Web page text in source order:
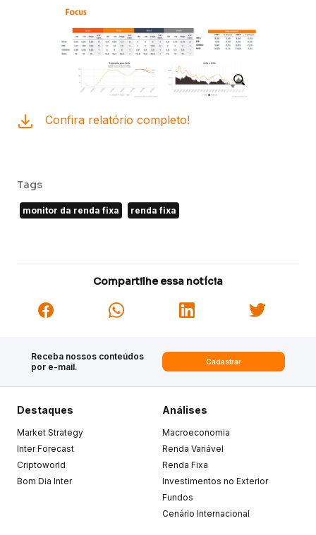
Confira relatório completo!
Tags
monitor da renda fixa renda fixa
Compartilhe essa notícia
Receba nossos conteúdos
por e-mail.
Cadastrar
Destaques
Market Strategy
Inter Forecast
Criptoworld
Bom Dia Inter
Análises
Macroeconomia
Renda Variável
Renda Fixa
Investimentos no Exterior
Fundos
Cenário Internacional